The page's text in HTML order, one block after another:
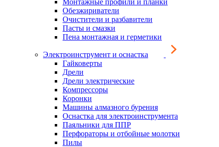
Монтажные профили и планки
Обезжириватели
Очистители и разбавители
Пасты и смазки
Пена монтажная и герметики
Электроинструмент и оснастка
Гайковерты
Дрели
Дрели электрические
Компрессоры
Коронки
Машины алмазного бурения
Оснастка для электроинструмента
Паяльники для ППР
Перфораторы и отбойные молотки
Пилы